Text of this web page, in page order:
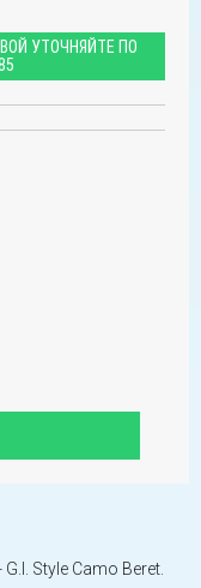
УТОЧНЯЙТЕ ПО
Style Camo Beret.